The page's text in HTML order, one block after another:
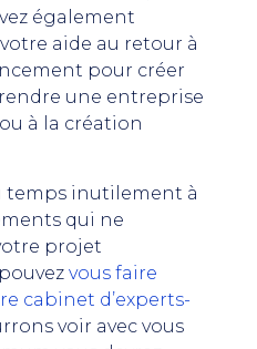
également
aide au retour à
pour créer
une entreprise
à la création
temps inutilement à
qui ne
projet
vous faire
cabinet d’experts-
voir avec vous